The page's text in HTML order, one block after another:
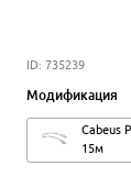
ID: 735239
Модификация
Cabeus
15м